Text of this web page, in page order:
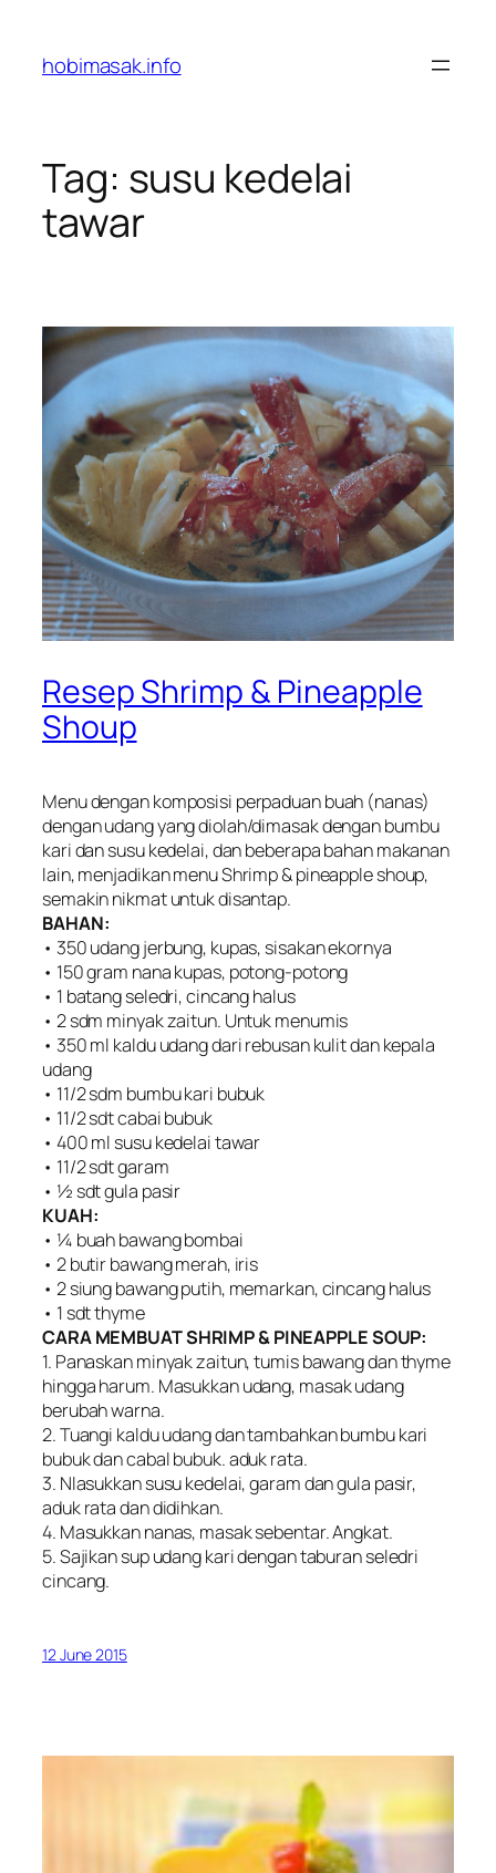
content
hobimasak.info
Tag: susu kedelai
tawar
Resep Shrimp & Pineapple
Shoup
Menu dengan komposisi perpaduan buah (nanas)
dengan udang yang diolah/dimasak dengan bumbu
kari dan susu kedelai, dan beberapa bahan makanan
lain, menjadikan menu Shrimp & pineapple shoup,
semakin nikmat untuk disantap.
BAHAN:
• 350 udang jerbung, kupas, sisakan ekornya
• 150 gram nana kupas, potong-potong
• 1 batang seledri, cincang halus
• 2 sdm minyak zaitun. Untuk menumis
• 350 ml kaldu udang dari rebusan kulit dan kepala
udang
• 11/2 sdm bumbu kari bubuk
• 11/2 sdt cabai bubuk
• 400 ml susu kedelai tawar
• 11/2 sdt garam
• ½ sdt gula pasir
KUAH:
• ¼ buah bawang bombai
• 2 butir bawang merah, iris
• 2 siung bawang putih, memarkan, cincang halus
• 1 sdt thyme
CARA MEMBUAT SHRIMP & PINEAPPLE SOUP:
1. Panaskan minyak zaitun, tumis bawang dan thyme
hingga harum. Masukkan udang, masak udang
berubah warna.
2. Tuangi kaldu udang dan tambahkan bumbu kari
bubuk dan cabal bubuk. aduk rata.
3. Nlasukkan susu kedelai, garam dan gula pasir,
aduk rata dan didihkan.
4. Masukkan nanas, masak sebentar. Angkat.
5. Sajikan sup udang kari dengan taburan seledri
cincang.
12 June 2015